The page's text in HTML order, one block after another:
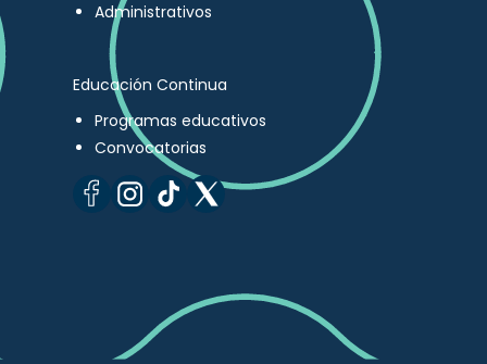
Administrativos
Educación Continua
Programas educativos
Convocatorias